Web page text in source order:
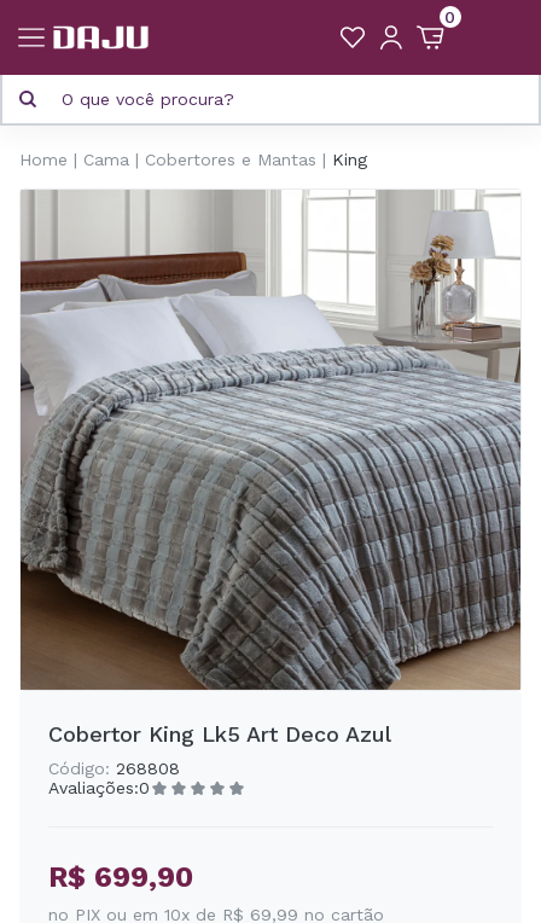
0
Home Cama Cobertores e Mantas King
Cobertor King Lk5 Art Deco Azul
Código: 268808
Avaliações:0
R$ 699,90
no PIX ou em 10x de R$ 69,99 no cartão